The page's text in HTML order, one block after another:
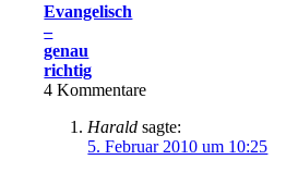
Evangelisch
–
genau
richtig
4 Kommentare
Harald sagte:
5. Februar 2010 um 10:25